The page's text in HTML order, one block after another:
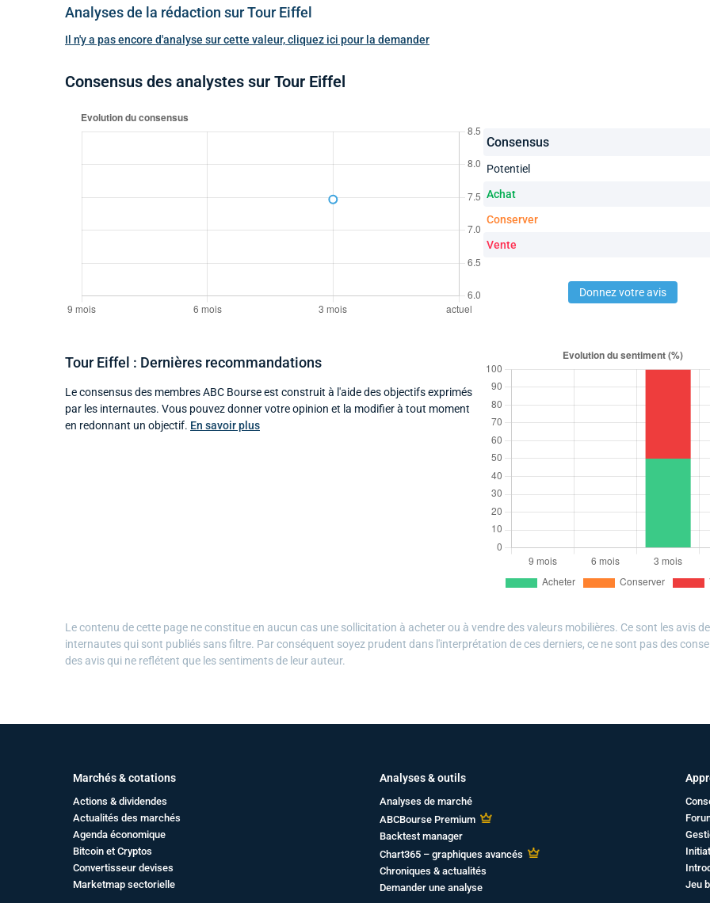
Analyses de la rédaction sur Tour Eiffel
Il n'y a pas encore d'analyse sur cette valeur, cliquez ici pour la demander
Consensus des analystes sur Tour Eiffel
Consensus
Potentiel
Achat
Conserver
Vente
Donnez votre avis
Tour Eiffel : Dernières recommandations
Le consensus des membres ABC Bourse est construit à l'aide des objectifs exprimés
par les internautes. Vous pouvez donner votre opinion et la modifier à tout moment
en redonnant un objectif. En savoir plus
Le contenu de cette page ne constitue en aucun cas une sollicitation à acheter ou à vendre des valeurs mobilières. Ce sont les avis
internautes qui sont publiés sans filtre. Par conséquent soyez prudent dans l'interprétation de ces derniers, ce ne sont pas des
des avis qui ne reflétent que les sentiments de leur auteur.
Marchés & cotations
Actions & dividendes
Actualités des marchés
Agenda économique
Bitcoin et Cryptos
Convertisseur devises
Marketmap sectorielle
Analyses & outils
Analyses de marché
ABCBourse Premium
Backtest manager
Chart365 – graphiques avancés
Chroniques & actualités
Demander une analyse
Jeu